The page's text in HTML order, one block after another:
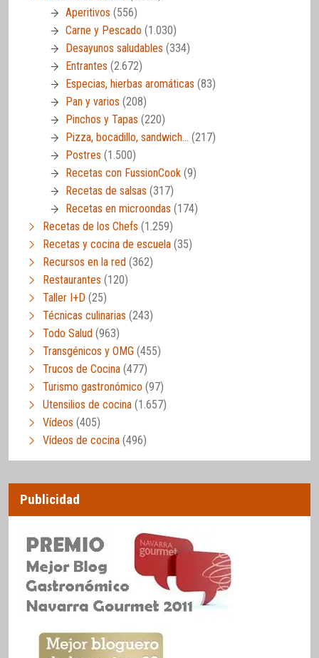
Aperitivos (556)
Carne y Pescado (1.030)
Desayunos saludables (334)
Entrantes (2.672)
Especias, hierbas aromáticas (83)
Pan y varios (208)
Pinchos y Tapas (220)
Pizza, bocadillo, sandwich… (217)
Postres (1.500)
Recetas con FussionCook (9)
Recetas de salsas (317)
Recetas en microondas (174)
Recetas de los Chefs (1.259)
Recetas y cocina de escuela (35)
Recursos en la red (362)
Restaurantes (120)
Taller I+D (25)
Técnicas culinarias (243)
Todo Salud (963)
Transgénicos y OMG (455)
Trucos de Cocina (477)
Turismo gastronómico (97)
Utensilios de cocina (1.657)
Vídeos (405)
Vídeos de cocina (496)
Publicidad